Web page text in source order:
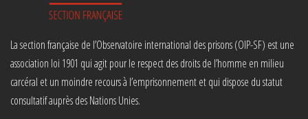
La section française de l’Observatoire international des prisons (OIP-SF) est une
association loi 1901 qui agit pour le respect des droits de l’homme en milieu
carcéral et un moindre recours à l’emprisonnement et qui dispose du statut
consultatif auprès des Nations Unies.